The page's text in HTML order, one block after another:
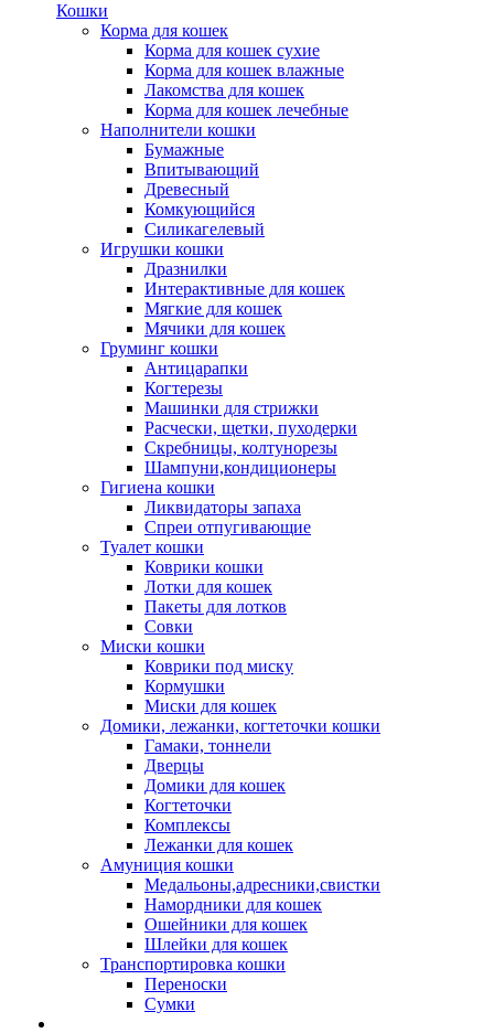
Кошки
Корма для кошек
Корма для кошек сухие
Корма для кошек влажные
Лакомства для кошек
Корма для кошек лечебные
Наполнители кошки
Бумажные
Впитывающий
Древесный
Комкующийся
Силикагелевый
Игрушки кошки
Дразнилки
Интерактивные для кошек
Мягкие для кошек
Мячики для кошек
Груминг кошки
Антицарапки
Когтерезы
Машинки для стрижки
Расчески, щетки, пуходерки
Скребницы, колтунорезы
Шампуни,кондиционеры
Гигиена кошки
Ликвидаторы запаха
Спреи отпугивающие
Туалет кошки
Коврики кошки
Лотки для кошек
Пакеты для лотков
Совки
Миски кошки
Коврики под миску
Кормушки
Миски для кошек
Домики, лежанки, когтеточки кошки
Гамаки, тоннели
Дверцы
Домики для кошек
Когтеточки
Комплексы
Лежанки для кошек
Амуниция кошки
Медальоны,адресники,свистки
Намордники для кошек
Ошейники для кошек
Шлейки для кошек
Транспортировка кошки
Переноски
Сумки